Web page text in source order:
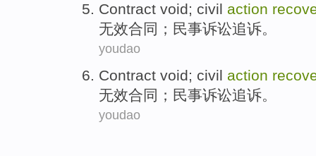
Contract void; civil action
无效合同 ； 民事诉讼追诉。
youdao
Contract void; civil action
无效合同 ； 民事诉讼追诉。
youdao